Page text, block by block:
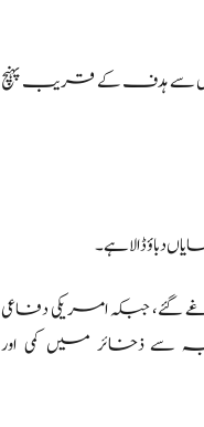
سے ہدف کے قریب پہنچ
دباؤ ڈالا ہے۔
1200 پیٹریاٹ میزائل داغے گئے، جبکہ امریکی دفاعی
اس وجہ سے ذخائر میں کمی اور